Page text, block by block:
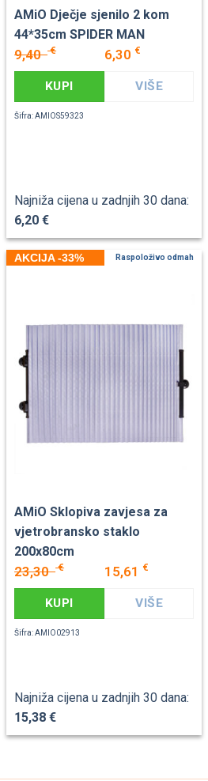
AMiO Dječje sjenilo 2 kom
44*35cm SPIDER MAN
9,40€ 6,30 €
KUPI VIŠE
Šifra: AMIOS59323
Najniža cijena u zadnjih 30 dana:
6,20 €
AKCIJA -33% Raspoloživo odmah
AMiO Sklopiva zavjesa za
vjetrobransko staklo
200x80cm
23,30€ 15,61 €
KUPI VIŠE
Šifra: AMIO02913
Najniža cijena u zadnjih 30 dana:
15,38 €